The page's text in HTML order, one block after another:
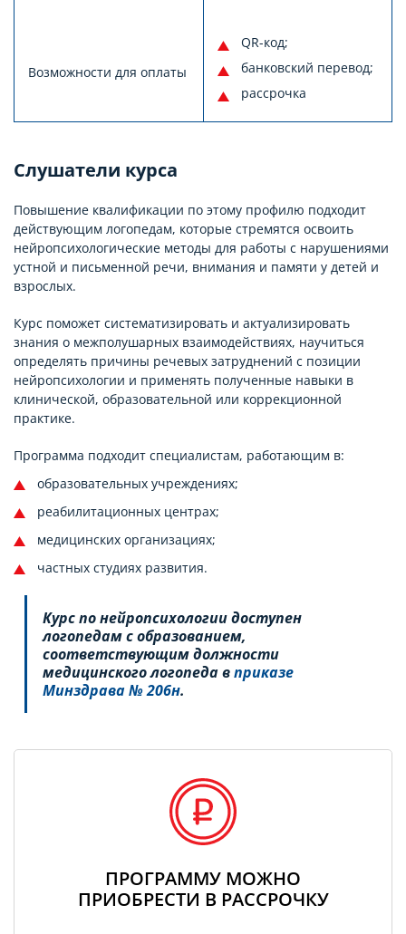
Возможности для оплаты
QR-код;
банковский перевод;
рассрочка
Слушатели курса
Повышение квалификации по этому профилю подходит
действующим логопедам, которые стремятся освоить
нейропсихологические методы для работы с нарушениями
устной и письменной речи, внимания и памяти у детей и
взрослых.
Курс поможет систематизировать и актуализировать
знания о межполушарных взаимодействиях, научиться
определять причины речевых затруднений с позиции
нейропсихологии и применять полученные навыки в
клинической, образовательной или коррекционной
практике.
Программа подходит специалистам, работающим в:
образовательных учреждениях;
реабилитационных центрах;
медицинских организациях;
частных студиях развития.
Курс по нейропсихологии доступен
логопедам с образованием,
соответствующим должности
медицинского логопеда вприказе
Минздрава № 206н.
ПРОГРАММУ МОЖНО
ПРИОБРЕСТИ В РАССРОЧКУ